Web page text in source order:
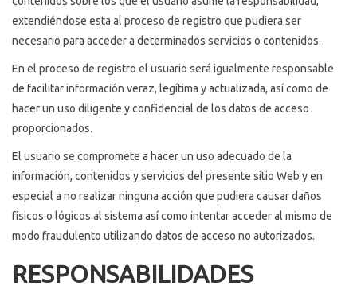
extendiéndose esta al proceso de registro que pudiera ser
necesario para acceder a determinados servicios o contenidos.
En el proceso de registro el usuario será igualmente responsable
de facilitar información veraz, legítima y actualizada, así como de
hacer un uso diligente y confidencial de los datos de acceso
proporcionados.
El usuario se compromete a hacer un uso adecuado de la
información, contenidos y servicios del presente sitio Web y en
especial a no realizar ninguna acción que pudiera causar daños
físicos o lógicos al sistema así como intentar acceder al mismo de
modo fraudulento utilizando datos de acceso no autorizados.
RESPONSABILIDADES